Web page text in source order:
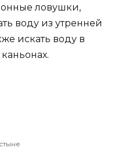
ловушки,
воду из утренней
искать воду в